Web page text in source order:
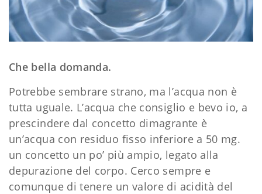
Che bella domanda.
Potrebbe sembrare strano, ma l’acqua non è
tutta uguale. L’acqua che consiglio e bevo io, a
prescindere dal concetto dimagrante è
un’acqua con residuo fisso inferiore a 50 mg.
un concetto un po’ più ampio, legato alla
depurazione del corpo. Cerco sempre e
comunque di tenere un valore di acidità del